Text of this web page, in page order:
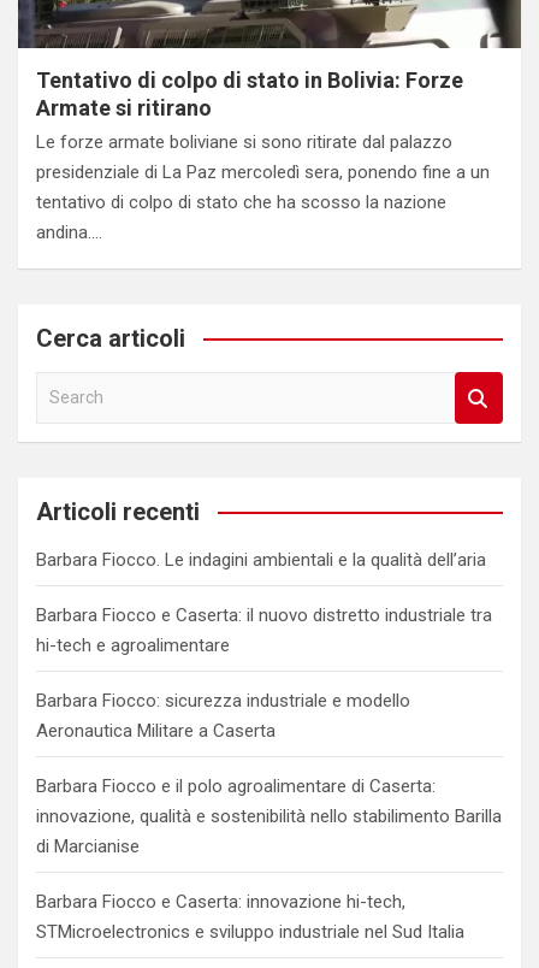
Tentativo di colpo di stato in Bolivia: Forze
Armate si ritirano
Le forze armate boliviane si sono ritirate dal palazzo
presidenziale di La Paz mercoledì sera, ponendo fine a un
tentativo di colpo di stato che ha scosso la nazione
andina.…
Cerca articoli
a
c
Articoli recenti
Barbara Fiocco. Le indagini ambientali e la qualità dell’aria
Barbara Fiocco e Caserta: il nuovo distretto industriale tra
hi-tech e agroalimentare
Barbara Fiocco: sicurezza industriale e modello
Aeronautica Militare a Caserta
Barbara Fiocco e il polo agroalimentare di Caserta:
innovazione, qualità e sostenibilità nello stabilimento Barilla
di Marcianise
Barbara Fiocco e Caserta: innovazione hi-tech,
STMicroelectronics e sviluppo industriale nel Sud Italia